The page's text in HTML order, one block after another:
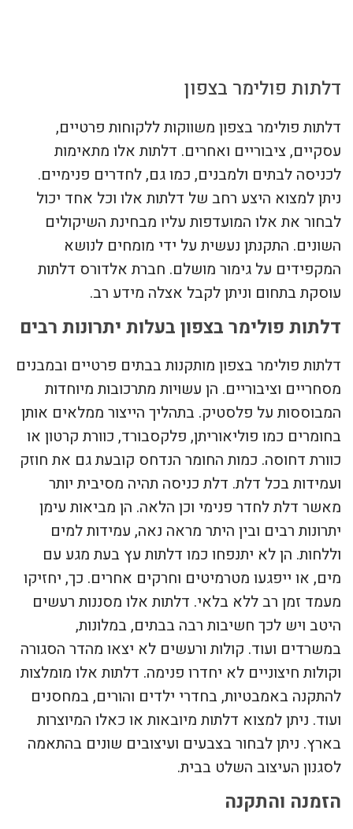
דלתות פולימר בצפון
דלתות פולימר בצפון משווקות ללקוחות פרטיים,
עסקיים, ציבוריים ואחרים. דלתות אלו מתאימות
לכניסה לבתים ולמבנים, כמו גם, לחדרים פנימיים.
ניתן למצוא היצע רחב של דלתות אלו וכל אחד יכול
לבחור את אלו המועדפות עליו מבחינת השיקולים
השונים. התקנתן נעשית על ידי מומחים לנושא
המקפידים על גימור מושלם. חברת אלדורס דלתות
עוסקת בתחום וניתן לקבל אצלה מידע רב.
דלתות פולימר בצפון בעלות יתרונות רבים
דלתות פולימר בצפון מותקנות בבתים פרטיים ובמבנים
מסחריים וציבוריים. הן עשויות מתרכובות מיוחדות
המבוססות על פלסטיק. בתהליך הייצור ממלאים אותן
בחומרים כמו פוליאוריתן, פלקסבורד, כוורת קרטון או
כוורת דחוסה. כמות החומר הנדחס קובעת גם את חוזק
ועמידות בכל דלת. דלת כניסה תהיה מסיבית יותר
מאשר דלת לחדר פנימי וכן הלאה. הן מביאות עימן
יתרונות רבים ובין היתר מראה נאה, עמידות למים
וללחות. הן לא יתנפחו כמו דלתות עץ בעת מגע עם
מים, או ייפגעו מטרמיטים וחרקים אחרים. כך, יחזיקו
מעמד זמן רב ללא בלאי. דלתות אלו מסננות רעשים
היטב ויש לכך חשיבות רבה בבתים, במלונות,
במשרדים ועוד. קולות ורעשים לא יצאו מהדר הסגורה
וקולות חיצוניים לא יחדרו פנימה. דלתות אלו מומלצות
להתקנה באמבטיות, בחדרי ילדים והורים, במחסנים
ועוד. ניתן למצוא דלתות מיובאות או כאלו המיוצרות
בארץ. ניתן לבחור בצבעים ועיצובים שונים בהתאמה
לסגנון העיצוב השלט בבית.
הזמנה והתקנה